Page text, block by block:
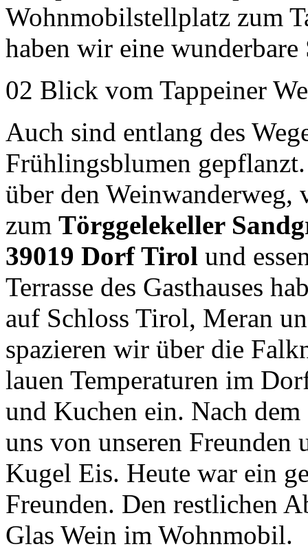
Wohnmobilstellplatz zum
haben wir eine
02 Blick vom Tappeiner
Auch sind entlang des
Frühlingsblumen
über den
zum Törggelekeller
39019 Dorf Tirol und
Terrasse des Gasthauses
auf Schloss Tirol, Meran
spazieren wir über die
lauen Temperaturen im
und Kuchen ein. Nach
uns von unseren Freunden
Kugel Eis. Heute war ein
Freunden. Den restlichen
Glas Wein im Wohnmobil.